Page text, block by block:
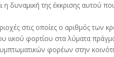
δυναμική της έκκρισης αυτού
στις οποίες ο αριθμός των
ιικού φορτίου στα λύματα
φορέων στην